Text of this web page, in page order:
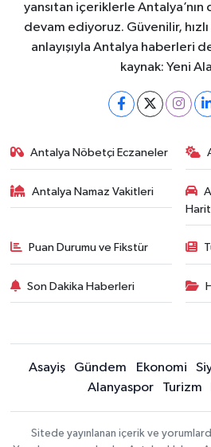
yansıtan içeriklerle Antalya’nın
devam ediyoruz. Güvenilir,
anlayışıyla Antalya haberleri
kaynak: Yeni
Antalya Nöbetçi Eczaneler
Antalya Namaz Vakitleri
Puan Durumu ve Fikstür
Son Dakika Haberleri
Asayiş Gündem Ekonomi
Alanyaspor
Turizm
Sitede yayınlanan içerik ve